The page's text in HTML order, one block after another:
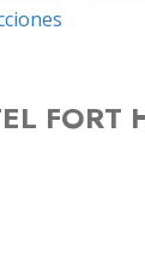
FORT